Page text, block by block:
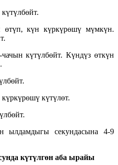
өтүп, күн күркүрөшү мүмкүн.
күтүлбөйт. Күндүз өткүн
күтүлөт.
ылдамдыгы секундасына 4-9
күтүлгөн аба ырайы